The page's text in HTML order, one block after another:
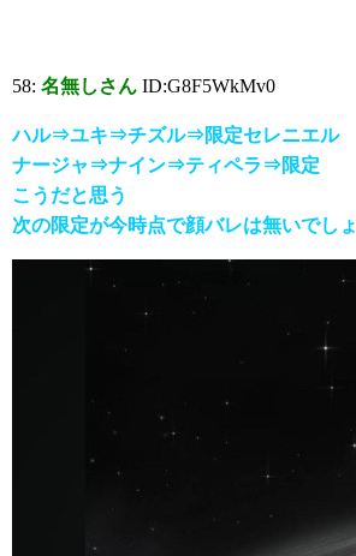
58:名無しさん ID:G8F5WkMv0
ハル⇒ユキ⇒チズル⇒限定セレニエル
ナージャ⇒ナイン⇒ティペラ⇒限定
こうだと思う
次の限定が今時点で顔バレは無いでしょ